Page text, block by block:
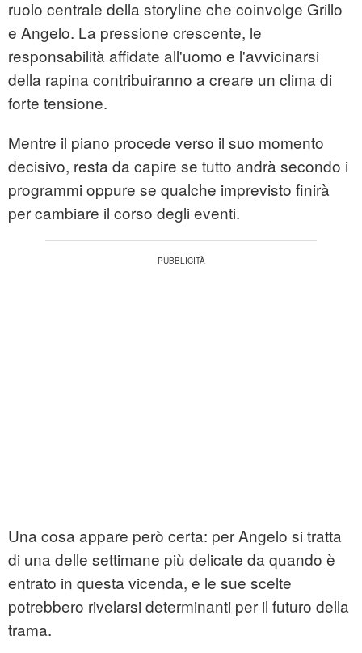
ruolo centrale della storyline che coinvolge Grillo
e Angelo. La pressione crescente, le
responsabilità affidate all'uomo e l'avvicinarsi
della rapina contribuiranno a creare un clima di
forte tensione.
Mentre il piano procede verso il suo momento
decisivo, resta da capire se tutto andrà secondo i
programmi oppure se qualche imprevisto finirà
per cambiare il corso degli eventi.
Una cosa appare però certa: per Angelo si tratta
di una delle settimane più delicate da quando è
entrato in questa vicenda, e le sue scelte
potrebbero rivelarsi determinanti per il futuro della
trama.